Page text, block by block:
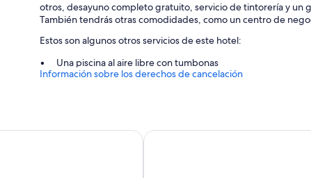
otros, desayuno completo gratuito, servicio de tintorería y un
También tendrás otras comodidades, como un centro de
Estos son algunos otros servicios de este hotel:
Una piscina al aire libre con tumbonas
Aparcamiento gratis
Los viajeros suelen hablar muy bien de aspectos como la
Información sobre los derechos de cancelación
by Best Western Santa Clara Silicon Valley
The Domain Hotel